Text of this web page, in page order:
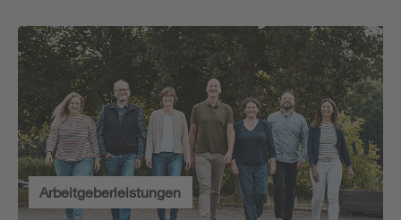
Arbeitgeberleistungen